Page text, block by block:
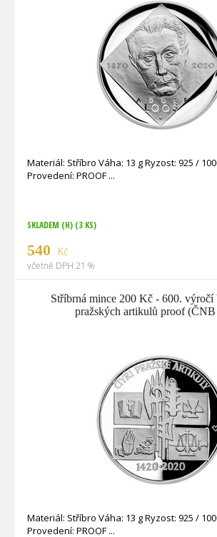
Materiál: Stříbro Váha: 13 g Ryzost: 925 /
Provedení: PROOF
SKLADEM (H) (3 KS)
540 Kč
včetně DPH 21 %
Stříbrná mince 200 Kč - 600. výročí
pražských artikulů proof
Materiál: Stříbro Váha: 13 g Ryzost: 925 /
Provedení: PROOF